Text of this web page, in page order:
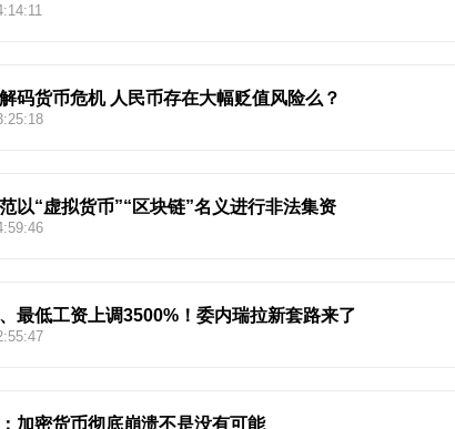
码货币危机 人民币存在大幅贬值风险么？
以“虚拟货币”“区块链”名义进行非法集资
最低工资上调3500%！委内瑞拉新套路来了
加密货币彻底崩溃不是没有可能